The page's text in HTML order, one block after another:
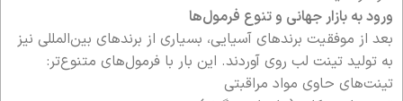
ورود به بازار جهانی و تنوع فرمول‌ها
بعد از موفقیت برندهای آسیایی، بسیاری از برندهای بین‌المللی نیز
به تولید تینت لب روی آوردند. این بار با فرمول‌های متنوع‌تر:
تینت‌های حاوی مواد مراقبتی